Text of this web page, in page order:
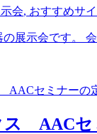
会, おすすめサイ
展示会です。
AACセ